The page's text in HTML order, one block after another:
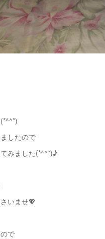
したので
みました(*^^*)♪
いませ💖
で